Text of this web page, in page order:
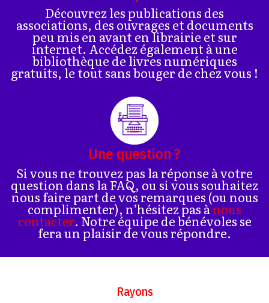
Découvrez les publications des
associations, des ouvrages et documents
peu mis en avant en librairie et sur
internet. Accédez également à une
bibliothèque de livres numériques
gratuits, le tout sans bouger de chez vous !
Une question ?
Si vous ne trouvez pas la réponse à votre
question dans la FAQ, ou si vous souhaitez
nous faire part de vos remarques (ou nous
complimenter), n’hésitez pas ànous
contacter. Notre équipe de bénévoles se
fera un plaisir de vous répondre.
Rayons